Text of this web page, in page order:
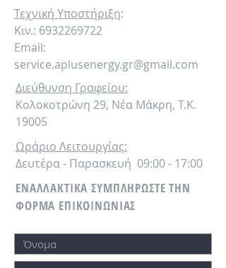
Τεχνική Υποστήριξη:
Κιν.: 6932269722
Email:
service.aplusenergy.gr@gmail.com
Διεύθυνση Γραφείου:
Κολοκοτρώνη 29, Νέα Μάκρη, Τ.Κ.
19005
Ωράριο Λειτουργίας:
Δευτέρα - Παρασκευή 09:00 - 17:00
ΕΝΑΛΛΑΚΤΙΚΑΣΥΜΠΛΗΡΩΣΤΕ ΤΗΝ
ΦΟΡΜΑ ΕΠΙΚΟΙΝΩΝΙΑΣ